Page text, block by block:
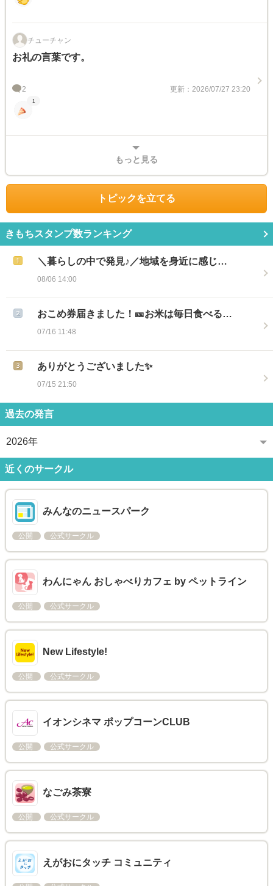
チューチャン
お礼の言葉です。
2 更新：2026/07/27 23:20
1
もっと見る
トピックを立てる
きもちスタンプ数ランキング
＼暮らしの中で発見♪／地域を身近に感じ…
08/06 14:00
おこめ券届きました！🎫お米は毎日食べる…
07/16 11:48
ありがとうございました✨
07/15 21:50
過去の発言
2026年
近くのサークル
みんなのニュースパーク
公開 公式サークル
わんにゃん おしゃべりカフェ by ペットライン
公開 公式サークル
New Lifestyle!
公開 公式サークル
イオンシネマ ポップコーンCLUB
公開 公式サークル
なごみ茶寮
公開 公式サークル
えがおにタッチ コミュニティ